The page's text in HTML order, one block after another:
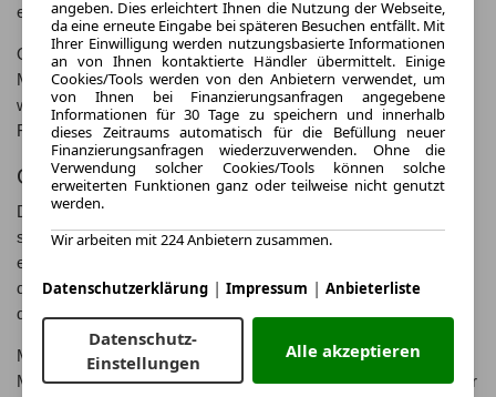
einem Hauch von Luxus.
Ob Kauf oder Leasing - die B-Klasse bietet individuelle
Möglichkeiten, um Ihren persönlichen Bedürfnissen gerecht zu
werden. Erfahren Sie mehr über die Geschichte, technischen
Features und den Kaufpreis der Mercedes-Benz B-Klasse.
Geschichte des Mercedes-Benz B-Klasse
Die B-Klasse wurde erstmals im Jahr 2005 vorgestellt und hat
sich seitdem zu einem beliebten Modell in der Kompaktklasse
entwickelt. Ursprünglich als kompakter Van konzipiert, hat sich
die B-Klasse im Laufe der Jahre zu einem modernen und
dynamischen Fahrzeug weiterentwickelt.
Mit kontinuierlichen Updates und Verbesserungen hat
Mercedes-Benz die B-Klasse stets auf dem neuesten Stand der
angeben. Dies erleichtert Ihnen die Nutzung der Webseite,
da eine erneute Eingabe bei späteren Besuchen entfällt. Mit
Ihrer Einwilligung werden nutzungsbasierte Informationen
an von Ihnen kontaktierte Händler übermittelt. Einige
Cookies/Tools werden von den Anbietern verwendet, um
von Ihnen bei Finanzierungsanfragen angegebene
Informationen für 30 Tage zu speichern und innerhalb
dieses Zeitraums automatisch für die Befüllung neuer
Finanzierungsanfragen wiederzuverwenden. Ohne die
Verwendung solcher Cookies/Tools können solche
erweiterten Funktionen ganz oder teilweise nicht genutzt
werden.
Wir arbeiten mit 224 Anbietern zusammen.
Datenschutzerklärung | Impressum | Anbieterliste
Datenschutz-
Einstellungen
Alle akzeptieren